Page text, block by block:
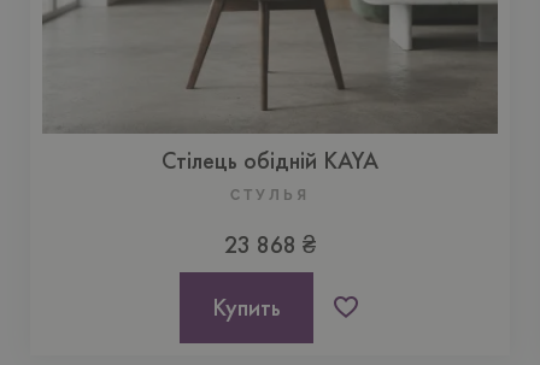
Стілець обідній KAYA
CТУЛЬЯ
23 868 ₴
Купить